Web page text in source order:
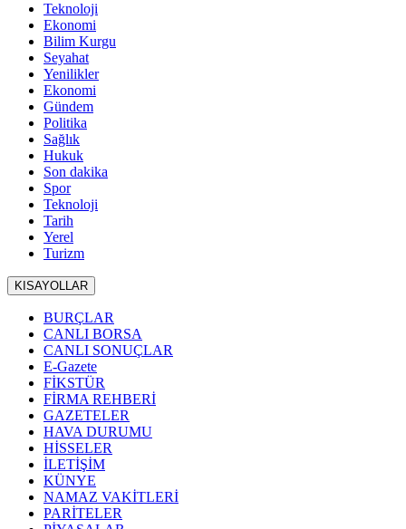
Teknoloji
Ekonomi
Bilim Kurgu
Seyahat
Yenilikler
Ekonomi
Gündem
Politika
Sağlık
Hukuk
Son dakika
Spor
Teknoloji
Tarih
Yerel
Turizm
KISAYOLLAR
BURÇLAR
CANLI BORSA
CANLI SONUÇLAR
E-Gazete
FİKSTÜR
FİRMA REHBERİ
GAZETELER
HAVA DURUMU
HİSSELER
İLETİŞİM
KÜNYE
NAMAZ VAKİTLERİ
PARİTELER